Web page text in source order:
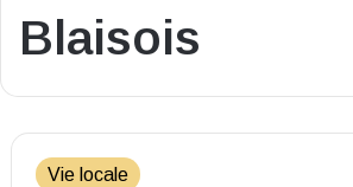
Blaisois
Vie locale